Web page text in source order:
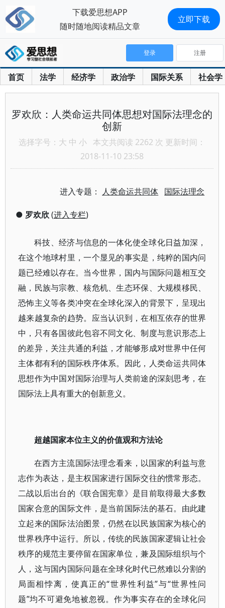
首页 法学 经济学 政治学 国际关系 社会学
登录 注册
罗欢欣：人类命运共同体思想对国际法理念的
创新
选择字号： 大 中 小 本文共阅读 2262 次 更新时间：
2018-11-10 23:58
进入专题： 人类命运共同体 国际法理念
● 罗欢欣(进入专栏)
科技、经济与信息的一体化使全球化日益加深，
在这个地球村里，一个显见的事实是，纯粹的国内问
题已经难以存在。当今世界，国内与国际问题相互交
融，民族与宗教、核危机、生态环保、大规模移民、
恐怖主义等各类冲突在全球化深入的背景下，呈现出
越来越复杂的趋势。应当认识到，在相互依存的世界
中，只有各国彼此包容不同文化、制度与意识形态上
的差异，关注共通的利益，才能够形成对世界中任何
主体都有利的国际秩序体系。因此，人类命运共同体
思想作为中国对国际治理与人类前途的深刻思考，在
国际法上具有重大的创新意义。
超越国家本位主义的价值观和方法论
在西方主流国际法理念看来，以国家的利益与意
志作为表达，是主权国家进行国际交往的惯常形态。
二战以后出台的《联合国宪章》是目前取得最大多数
国家合意的国际文件，是当前国际法的基石。由此建
立起来的国际法治图景，仍然在以民族国家为核心的
世界秩序中运行。所以，传统的民族国家逻辑让社会
秩序的规范主要停留在国家单位，兼及国际组织与个
人，这与国内国际问题在全球化时代已然难以分割的
局面相悖离，使真正的“世界性利益”与“世界性问
题”均不可避免地被忽视。作为事实存在的全球化问
下载爱思想APP
随时随地阅读精品文章
立即下载